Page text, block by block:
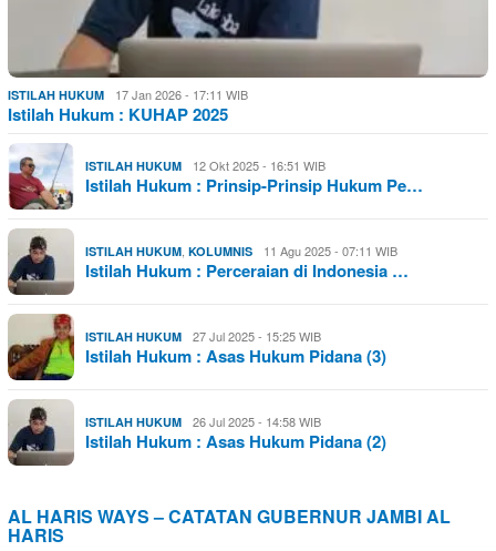
ISTILAH HUKUM 17 Jan 2026 - 17:11 WIB
Istilah Hukum : KUHAP 2025
ISTILAH HUKUM 12 Okt 2025 - 16:51 WIB
Istilah Hukum : Prinsip-Prinsip Hukum Pe…
ISTILAH HUKUM KOLUMNIS 11 Agu 2025 - 07:11 WIB
Istilah Hukum : Perceraian di Indonesia …
ISTILAH HUKUM 27 Jul 2025 - 15:25 WIB
Istilah Hukum : Asas Hukum Pidana (3)
ISTILAH HUKUM 26 Jul 2025 - 14:58 WIB
Istilah Hukum : Asas Hukum Pidana (2)
AL HARIS WAYS – CATATAN GUBERNUR JAMBI AL
HARIS